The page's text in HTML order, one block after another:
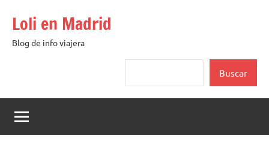
contenido
Loli en Madrid
Blog de info viajera
Buscar